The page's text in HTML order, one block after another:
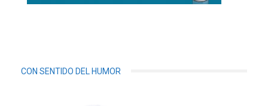
CON SENTIDO DEL HUMOR